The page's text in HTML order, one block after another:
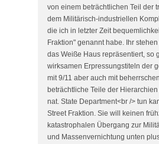
von einem beträchtlichen Teil der
dem Militärisch-industriellen
die ich in letzter Zeit
Fraktion" genannt habe. Ihr
das Weiße Haus repräsentiert, so
wirksamen Erpressungstiteln der
mit 9/11 aber auch mit
beträchtliche Teile der
nat. State Department<br /> tun
Street Fraktion. Sie will keinen
katastrophalen Übergang zur
und Massenvernichtung unten